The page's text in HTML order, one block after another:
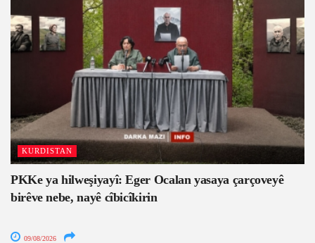
KURDISTAN
PKKe ya hilweşiyayî: Eger Ocalan yasaya çarçoveyê
birêve nebe, nayê cîbicîkirin
09/08/2026